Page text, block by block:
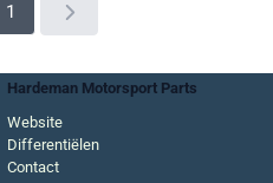
1
Hardeman Motorsport Parts
Website
Differentiëlen
Contact